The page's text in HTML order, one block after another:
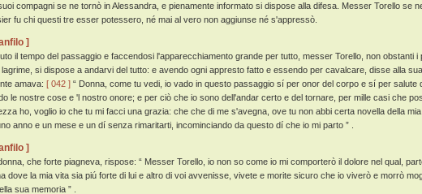
compagni se ne tornò in Alessandra, e pienamente informato si dispose alla difesa. Messer Torello se
fu chi questi tre esser potessero, né mai al vero non aggiunse né s'appressò.
]
il tempo del passaggio e faccendosi l'apparecchiamento grande per tutto, messer Torello, non obstanti i
si dispose a andarvi del tutto: e avendo ogni appresto fatto e essendo per cavalcare, disse alla
amava: [ 042 ] “ Donna, come tu vedi, io vado in questo passaggio sí per onor del corpo e sí per salute
le nostre cose e 'l nostro onore; e per ciò che io sono dell'andar certo e del tornare, per mille casi che
ho, voglio io che tu mi facci una grazia: che che di me s'avegna, ove tu non abbi certa novella della
anno e un mese e un dí senza rimaritarti, incominciando da questo dí che io mi parto ” .
]
che forte piagneva, rispose: “ Messer Torello, io non so come io mi comporterò il dolore nel qual,
dove la mia vita sia piú forte di lui e altro di voi avvenisse, vivete e morite sicuro che io viverò e morrò
sua memoria ” .